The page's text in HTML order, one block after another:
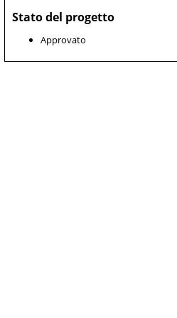
Stato del progetto
Approvato